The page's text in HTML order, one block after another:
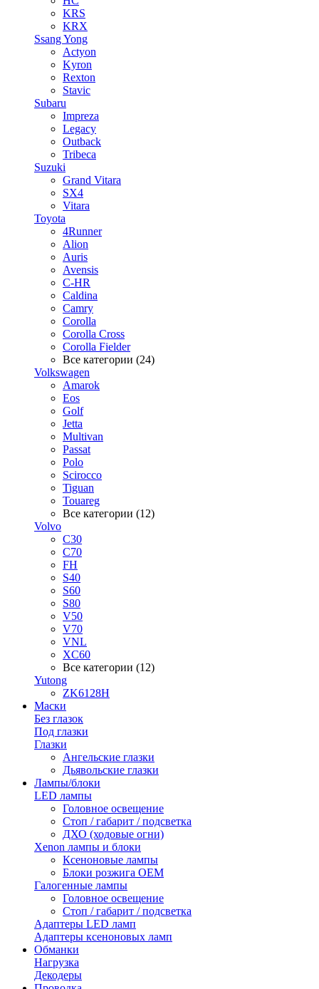
KRS
KRX
Ssang Yong
Actyon
Kyron
Rexton
Stavic
Subaru
Impreza
Legacy
Outback
Tribeca
Suzuki
Grand Vitara
SX4
Vitara
Toyota
4Runner
Alion
Auris
Avensis
C-HR
Caldina
Camry
Corolla
Corolla Cross
Corolla Fielder
Все категории (24)
Volkswagen
Amarok
Eos
Golf
Jetta
Multivan
Passat
Polo
Scirocco
Tiguan
Touareg
Все категории (12)
Volvo
C30
C70
FH
S40
S60
S80
V50
V70
VNL
XC60
Все категории (12)
Yutong
ZK6128H
Маски
Без глазок
Под глазки
Глазки
Ангельские глазки
Дьявольские глазки
Лампы/блоки
LED лампы
Головное освещение
Стоп / габарит / подсветка
ДХО (ходовые огни)
Xenon лампы и блоки
Ксеноновые лампы
Блоки розжига OEM
Галогенные лампы
Головное освещение
Стоп / габарит / подсветка
Адаптеры LED ламп
Адаптеры ксеноновых ламп
Обманки
Нагрузка
Декодеры